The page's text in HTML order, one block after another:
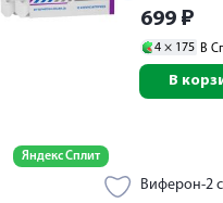
699 ₽
4 × 175 В
В
Яндекс Сплит
Виферон-2